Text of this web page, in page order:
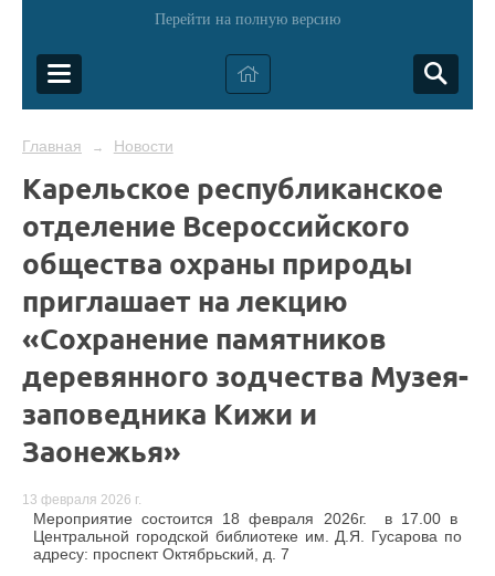
Перейти на полную версию
Главная → Новости
Карельское республиканское
отделение Всероссийского
общества охраны природы
приглашает на лекцию
«Сохранение памятников
деревянного зодчества Музея-
заповедника Кижи и
Заонежья»
13 февраля 2026 г.
Мероприятие состоится 18 февраля 2026г. в 17.00 в
Центральной городской библиотеке им. Д.Я. Гусарова по
адресу: проспект Октябрьский, д. 7